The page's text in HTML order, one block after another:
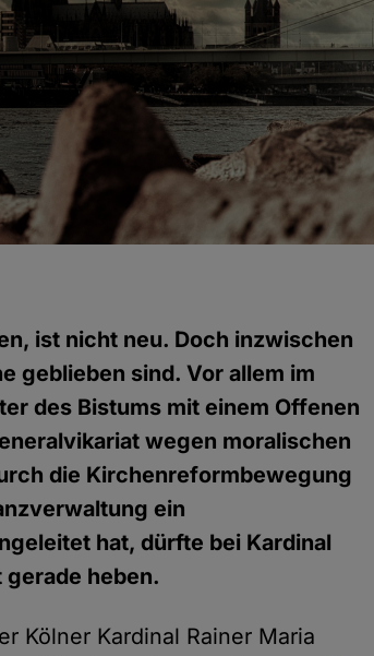
ist nicht neu. Doch inzwischen
geblieben sind. Vor allem im
des Bistums mit einem Offenen
wegen moralischen
die Kirchenreformbewegung
ein
hat, dürfte bei Kardinal
gerade heben.
Kölner Kardinal Rainer Maria